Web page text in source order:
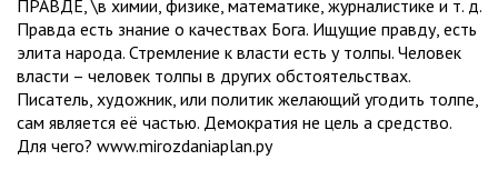
ПРАВДЕ, \в химии, физике, математике, журналистике и т. д.
Правда есть знание о качествах Бога. Ищущие правду, есть
элита народа. Стремление к власти есть у толпы. Человек
власти – человек толпы в других обстоятельствах.
Писатель, художник, или политик желающий угодить толпе,
сам является её частью. Демократия не цель а средство.
Для чего? www.mirozdaniaplan.ру